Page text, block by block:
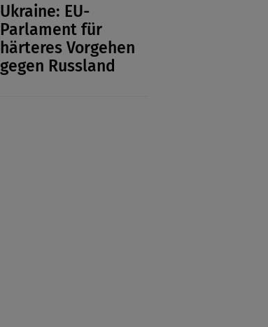
Ukraine: EU-
Parlament für
härteres Vorgehen
gegen Russland